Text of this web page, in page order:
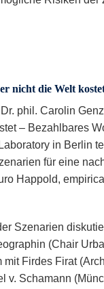
nicht die Welt
phil. Carolin
– Bezahlbares
in Berlin
für eine
Happold,
Szenarien
(Chair
Firdes Firat
v. Schamann